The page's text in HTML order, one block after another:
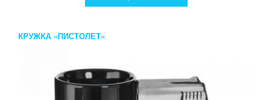
КРУЖКА «ПИСТОЛЕТ»